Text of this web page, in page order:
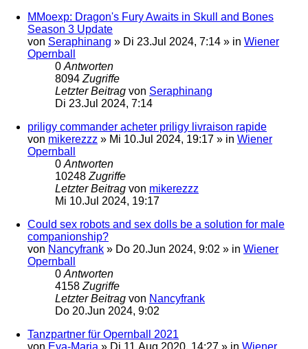
MMoexp: Dragon's Fury Awaits in Skull and Bones
Season 3 Update
von Seraphinang » Di 23.Jul 2024, 7:14 » in Wiener
Opernball
0 Antworten
8094 Zugriffe
Letzter Beitrag von Seraphinang
Di 23.Jul 2024, 7:14
priligy commander acheter priligy livraison rapide
von mikerezzz » Mi 10.Jul 2024, 19:17 » in Wiener
Opernball
0 Antworten
10248 Zugriffe
Letzter Beitrag von mikerezzz
Mi 10.Jul 2024, 19:17
Could sex robots and sex dolls be a solution for male
companionship?
von Nancyfrank » Do 20.Jun 2024, 9:02 » in Wiener
Opernball
0 Antworten
4158 Zugriffe
Letzter Beitrag von Nancyfrank
Do 20.Jun 2024, 9:02
Tanzpartner für Opernball 2021
von Eva-Maria » Di 11.Aug 2020, 14:27 » in Wiener